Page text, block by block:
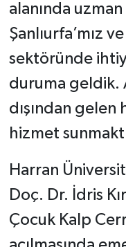
alanında
Şanlıurfa’mız
sektöründe
duruma geldik.
dışından gelen
hizmet
Harran
Doç. Dr. İdris
Çocuk Kalp